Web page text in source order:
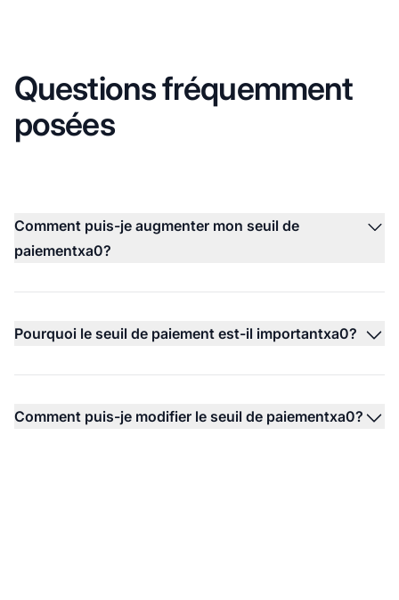
Questions fréquemment
posées
Comment puis-je augmenter mon seuil de
paiementxa0?
Pourquoi le seuil de paiement est-il importantxa0?
Comment puis-je modifier le seuil de paiementxa0?